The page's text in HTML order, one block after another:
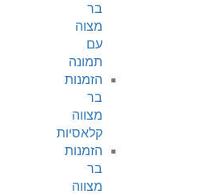
בר
מצוה
עם
תמונה
הזמנות
בר
מצווה
קלאסיות
הזמנות
בר
מצווה